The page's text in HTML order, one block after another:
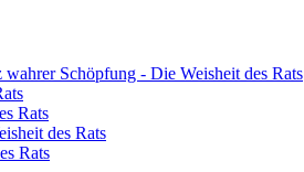
Schöpfung - Die Weisheit des Rats
Rats
des Rats
Rats